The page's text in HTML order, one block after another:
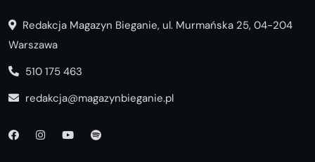
Redakcja Magazyn Bieganie, ul. Murmańska 25, 04-204
Warszawa
510 175 463
redakcja@magazynbieganie.pl